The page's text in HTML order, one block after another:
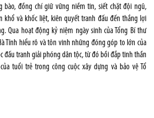
bào, đồng chí giữ vững niềm tin, siết chặt đội ngũ,
khổ và khốc liệt, kiên quyết tranh đấu đến thắng lợi
Qua hoạt động kỷ niệm ngày sinh của Tổng Bí thư
Tĩnh hiểu rõ và tôn vinh những đóng góp to lớn của
đấu tranh giải phóng dân tộc, từ đó bồi đắp tinh thần
tuổi trẻ trong công cuộc xây dựng và bảo vệ Tổ